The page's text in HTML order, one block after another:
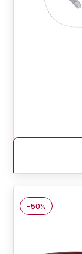
-50%